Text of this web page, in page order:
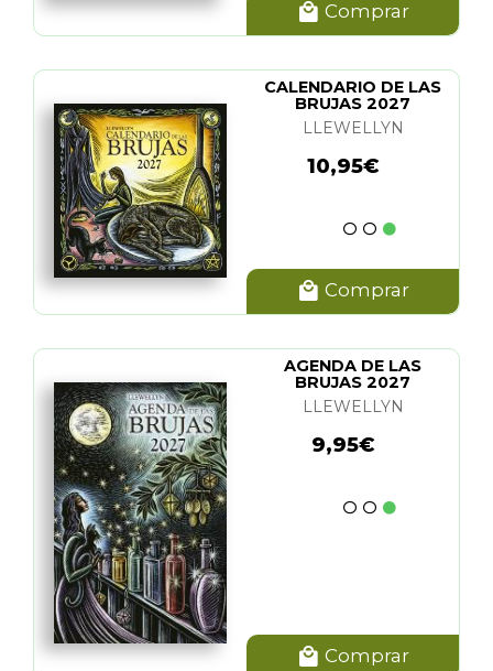
Comprar
CALENDARIO DE LAS
BRUJAS 2027
LLEWELLYN
10,95€
Comprar
AGENDA DE LAS
BRUJAS 2027
LLEWELLYN
9,95€
Comprar